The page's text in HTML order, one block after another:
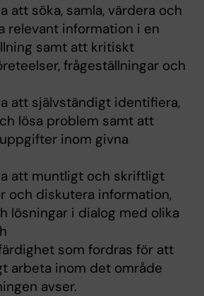
att söka, samla, värdera och
relevant information i en
samt att kritiskt
frågeställningar och
att självständigt identifiera,
lösa problem samt att
inom givna
att muntligt och skriftligt
och diskutera information,
lösningar i dialog med olika
som fordras för att
arbeta inom det område
avser.